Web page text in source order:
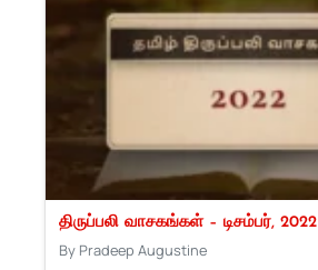
திருப்பலி வாசகங்கள் – டிசம்பர், 2022
By Pradeep Augustine